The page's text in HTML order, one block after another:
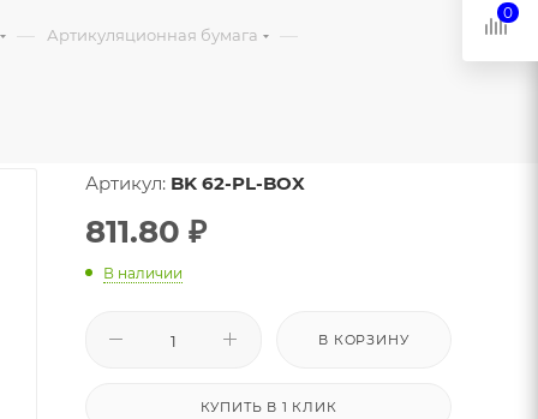
— Артикуляционная бумага —
Артикул: BK 62-PL-BOX
811.80 ₽
В наличии
В КОРЗИНУ
КУПИТЬ В 1 КЛИК
0